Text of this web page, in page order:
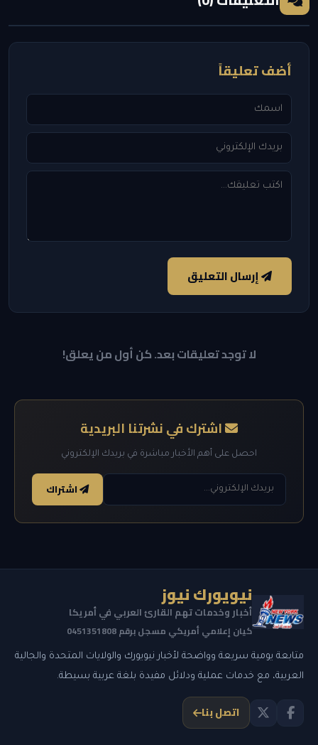
أضف تعليقاً
إرسال التعليق
لا توجد تعليقات بعد. كن أول من يعلق!
اشترك في نشرتنا البريدية
احصل على أهم الأخبار مباشرة في بريدك الإلكتروني
اشتراك
نيويورك نيوز
أخبار وخدمات تهم القارئ العربي في أمريكا
كيان إعلامي أمريكي مسجل برقم 0451351808
متابعة يومية سريعة وواضحة لأخبار نيويورك والولايات المتحدة والجالية
العربية، مع خدمات عملية ودلائل مفيدة بلغة عربية بسيطة.
اتصل بنا